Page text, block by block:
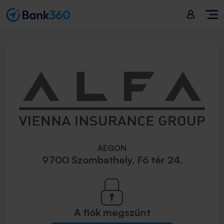
AEGON
9700 Szombathely, Fő tér 24.
A fiók megszűnt